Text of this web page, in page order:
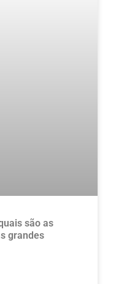
são as
grandes